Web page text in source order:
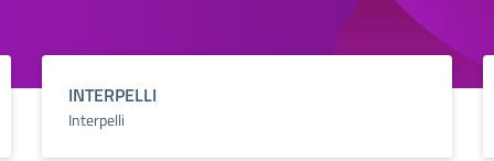
INTERPELLI
Interpelli